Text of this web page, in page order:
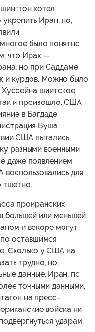
хотел
укрепить Иран, но,
было понятно
что Ирак —
но при Саддаме
и курдов. Можно было
шиитское
и произошло. США
в Багдаде
Буша
США пытались
разными военными
даже появлением
для
тщетно.
проиранских
большей или меньшей
и вскоре могут
оставшимся
Сколько у США на
трудно, но,
данные. Иран, по
точными данными,
на пресс-
войска ни
ударам.